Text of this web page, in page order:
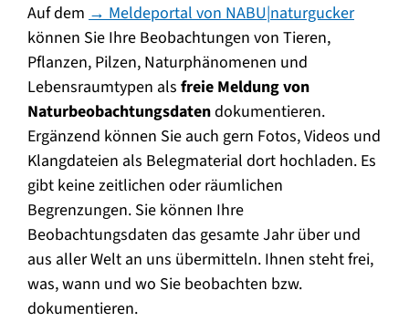
Auf dem → Meldeportal von NABU|naturgucker
können Sie Ihre Beobachtungen von Tieren,
Pflanzen, Pilzen, Naturphänomenen und
Lebensraumtypen als freie Meldung von
Naturbeobachtungsdatendokumentieren.
Ergänzend können Sie auch gern Fotos, Videos und
Klangdateien als Belegmaterial dort hochladen. Es
gibt keine zeitlichen oder räumlichen
Begrenzungen. Sie können Ihre
Beobachtungsdaten das gesamte Jahr über und
aus aller Welt an uns übermitteln. Ihnen steht frei,
was, wann und wo Sie beobachten bzw.
dokumentieren.